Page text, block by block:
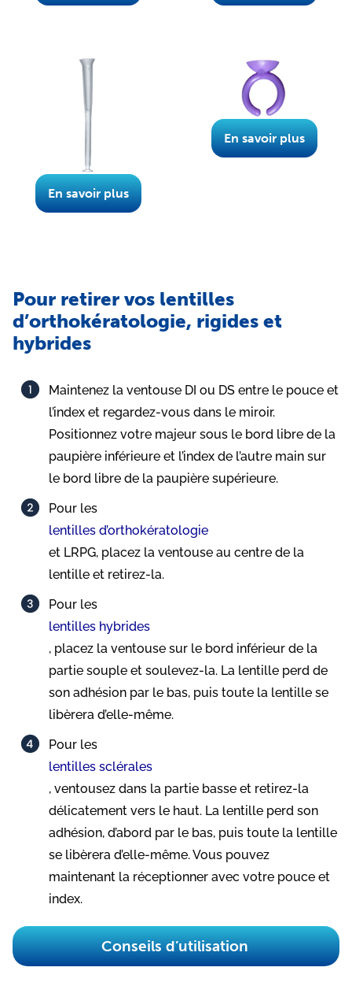
En savoir plus
En savoir plus
Pour retirer vos lentilles
d’orthokératologie, rigides et
hybrides
Maintenez la ventouse DI ou DS entre le pouce et
l’index et regardez-vous dans le miroir.
Positionnez votre majeur sous le bord libre de la
paupière inférieure et l’index de l’autre main sur
le bord libre de la paupière supérieure.​
Pour les
lentilles d’orthokératologie
et LRPG, placez la ventouse au centre de la
lentille et retirez-la.​
Pour les
lentilles hybrides
, placez la ventouse sur le bord inférieur de la
partie souple et soulevez-la. La lentille perd de
son adhésion par le bas, puis toute la lentille se
libèrera d’elle-même.​
Pour les
lentilles sclérales
, ventousez dans la partie basse et retirez-la
délicatement vers le haut. La lentille perd son
adhésion, d’abord par le bas, puis toute la lentille
se libèrera d’elle-même. Vous pouvez
maintenant la réceptionner avec votre pouce et
index.​
Conseils d’utilisation